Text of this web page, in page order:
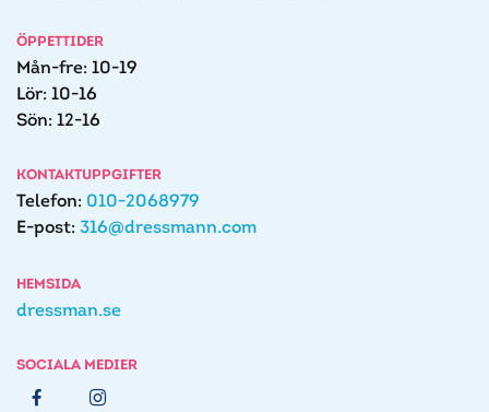
ÖPPETTIDER
Mån-fre: 10-19
Lör: 10-16
Sön: 12-16
KONTAKTUPPGIFTER
Telefon: 010-2068979
E-post: 316@dressmann.com
HEMSIDA
dressman.se
SOCIALA MEDIER